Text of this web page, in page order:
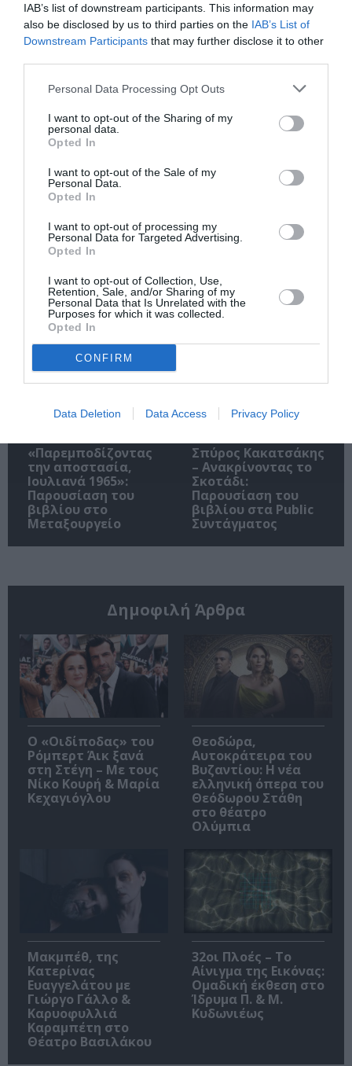
IAB’s list of downstream participants. This information may
also be disclosed by us to third parties on the IAB’s List of
Downstream Participants that may further disclose it to other
Personal Data Processing Opt Outs
I want to opt-out of the Sharing of my
personal data.
Opted In
I want to opt-out of the Sale of my
Personal Data.
Opted In
I want to opt-out of processing my
Personal Data for Targeted Advertising.
Opted In
I want to opt-out of Collection, Use,
Retention, Sale, and/or Sharing of my
Personal Data that Is Unrelated with the
Purposes for which it was collected.
Opted In
CONFIRM
Data Deletion Data Access Privacy Policy
Η μακρά λίστα με
τις υποψηφιότητες
για το Βραβείο
Booker 2026
Έκθεση Βιβλίου
2026 στο Ναύπλιο
«Παρεμποδίζοντας
την αποστασία,
Ιουλιανά 1965»:
Παρουσίαση του
βιβλίου στο
Μεταξουργείο
Σπύρος Κακατσάκης
– Ανακρίνοντας το
Σκοτάδι:
Παρουσίαση του
βιβλίου στα Public
Συντάγματος
Δημοφιλή Άρθρα
O «Οιδίποδας» του
Ρόμπερτ Άικ ξανά
στη Στέγη – Με τους
Νίκο Κουρή & Μαρία
Κεχαγιόγλου
Θεοδώρα,
Αυτοκράτειρα του
Βυζαντίου: Η νέα
ελληνική όπερα του
Θεόδωρου Στάθη
στο θέατρο
Ολύμπια
Μακμπέθ, της
Κατερίνας
Ευαγγελάτου με
Γιώργο Γάλλο &
Καρυοφυλλιά
Καραμπέτη στο
Θέατρο Βασιλάκου
32οι Πλοές – Το
Αίνιγμα της Εικόνας:
Ομαδική έκθεση στο
Ίδρυμα Π. & Μ.
Κυδωνιέως